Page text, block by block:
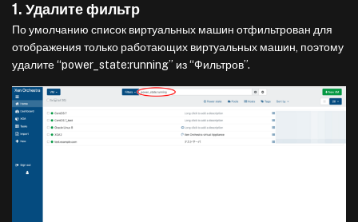
1. Удалите фильтр
По умолчанию список виртуальных машин отфильтрован для
отображения только работающих виртуальных машин, поэтому
удалите “power_state:running” из “Фильтров”.